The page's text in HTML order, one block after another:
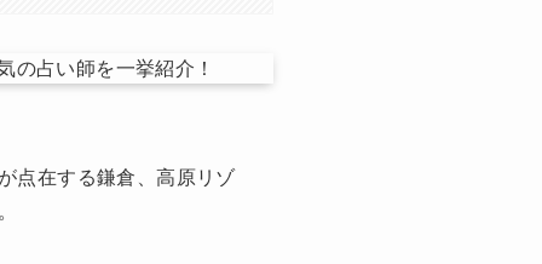
点在する鎌倉、高原リゾ